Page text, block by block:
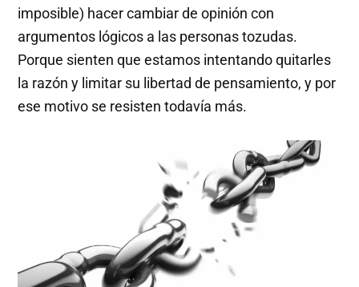
imposible) hacer cambiar de opinión con
argumentos lógicos a las personas tozudas.
Porque sienten que estamos intentando quitarles
la razón y limitar su libertad de pensamiento, y por
ese motivo se resisten todavía más.